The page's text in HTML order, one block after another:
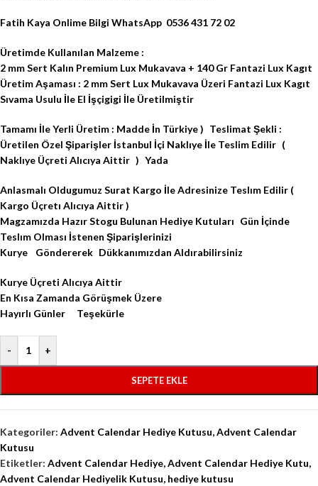
Fatih Kaya Onlime Bilgi WhatsApp 0536 431 72 02
Üretimde Kullanılan Malzeme :
2 mm Sert Kalın Premium Lux Mukavava + 140 Gr Fantazi Lux Kagıt
Üretim Aşaması : 2 mm Sert Lux Mukavava Üzeri Fantazi Lux Kagıt
Sıvama Usulu İle El İşçigigi İle Üretilmiştir
Tamamı İle Yerli Üretim : Madde İn Türkiye ) Teslimat Şekli :
Üretilen Özel Şiparişler İstanbul İçi Naklıye İle Teslim Edilir (
Naklıye Üçreti Alıcıya Aittir ) Yada
Anlasmalı Oldugumuz Surat Kargo İle Adresinize Teslım Edilir (
Kargo Üçretı Alıcıya Aittir )
Magzamızda Hazır Stogu Bulunan Hediye Kutuları Gün İçinde
Teslım Olması İstenen Şiparişlerinizi
Kurye Göndererek Dükkanımızdan Aldırabilirsiniz
Kurye Üçreti Alıcıya Aittir
En Kısa Zamanda Görüşmek Üzere
Hayırlı Günler Teşekürle
- +
SEPETE EKLE
Kategoriler: Advent Calendar Hediye Kutusu,Advent Calendar
Kutusu
Etiketler: Advent Calendar Hediye,Advent Calendar Hediye Kutu,
Advent Calendar Hediyelik Kutusu, hediye kutusu